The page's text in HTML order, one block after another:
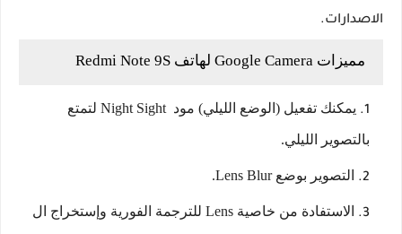
الاصدارات.
مميزات Google Camera لهاتف Redmi Note 9S
يمكنك تفعيل (الوضع الليلي) مود Night Sight لتمتع
بالتصوير الليلي.
التصوير بوضع Lens Blur.
الاستفادة من خاصية Lens للترجمة الفورية وإستخراج ال